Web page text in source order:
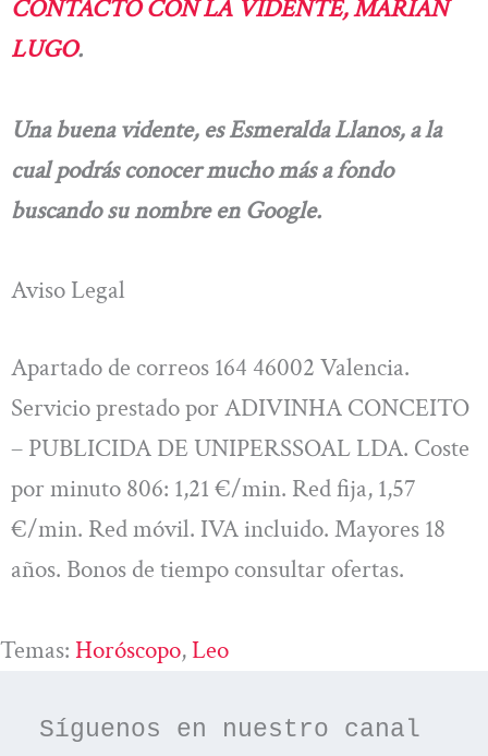
CONTACTO CON LA VIDENTE, MARIAN
LUGO.
Una buena vidente, es Esmeralda Llanos, a la
cual podrás conocer mucho más a fondo
buscando su nombre en Google.
Aviso Legal
Apartado de correos 164 46002 Valencia.
Servicio prestado por ADIVINHA CONCEITO
– PUBLICIDA DE UNIPERSSOAL LDA. Coste
por minuto 806: 1,21 €/min. Red fija, 1,57
€/min. Red móvil. IVA incluido. Mayores 18
años. Bonos de tiempo consultar ofertas.
Temas: Horóscopo, Leo
Síguenos en nuestro canal